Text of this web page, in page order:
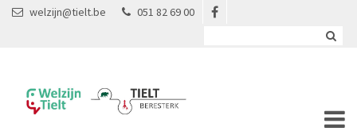
Overslaan en naar de inhoud gaan
welzijn@tielt.be 051 82 69 00